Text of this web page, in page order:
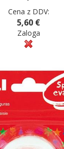
Cena z DDV:
5,60 €
Zaloga